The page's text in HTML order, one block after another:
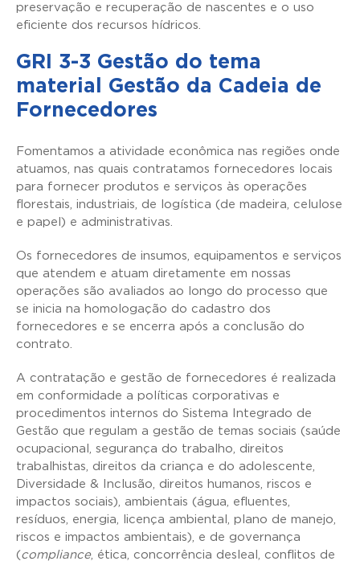
preservação e recuperação de nascentes e o uso
eficiente dos recursos hídricos.
GRI 3-3 Gestão do tema
material Gestão da Cadeia de
Fornecedores
Fomentamos a atividade econômica nas regiões onde
atuamos, nas quais contratamos fornecedores locais
para fornecer produtos e serviços às operações
florestais, industriais, de logística (de madeira, celulose
e papel) e administrativas.
Os fornecedores de insumos, equipamentos e serviços
que atendem e atuam diretamente em nossas
operações são avaliados ao longo do processo que
se inicia na homologação do cadastro dos
fornecedores e se encerra após a conclusão do
contrato.
A contratação e gestão de fornecedores é realizada
em conformidade a políticas corporativas e
procedimentos internos do Sistema Integrado de
Gestão que regulam a gestão de temas sociais (saúde
ocupacional, segurança do trabalho, direitos
trabalhistas, direitos da criança e do adolescente,
Diversidade & Inclusão, direitos humanos, riscos e
impactos sociais), ambientais (água, efluentes,
resíduos, energia, licença ambiental, plano de manejo,
riscos e impactos ambientais), e de governança
(compliance, ética, concorrência desleal, conflitos de